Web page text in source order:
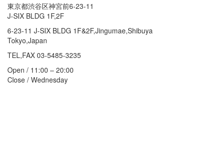
東京都渋谷区神宮前6-23-11
J-SIX BLDG 1F,2F
6-23-11 J-SIX BLDG 1F&2F,Jingumae,Shibuya
Tokyo,Japan
TEL,FAX 03-5485-3235
Open / 11:00 – 20:00
Close / Wednesday